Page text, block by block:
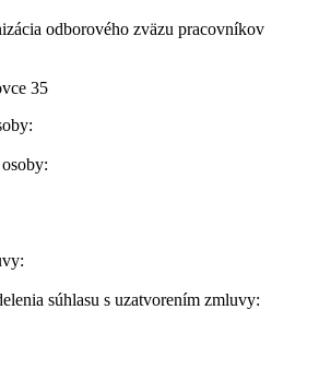
odborového zväzu pracovníkov
35
súhlasu s uzatvorením zmluvy: